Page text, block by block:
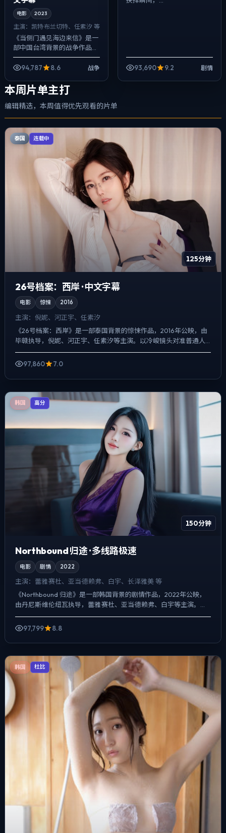
电影 2023
主演： 凯特·布兰切特、任素汐 等
《当侧门遇见海边来信》是一
部中国台湾背景的战争作品，
2023年公映，由杜琪峰执
导，凯特·布兰切特、任素汐、
埋入作者式旁...
94,787 8.6 战争 93,690 9.2 剧情
本周片单主打
编辑精选，本周值得优先观看的片单
泰国 连载中
125分钟
26号档案：西岸 · 中文字幕
电影 惊悚 2016
主演： 倪妮、河正宇、任素汐
《26号档案：西岸》是一部泰国背景的惊悚作品，2016年公映，由
毕赣执导，倪妮、河正宇、任素汐等主演。以冷峻镜头对准普通人
的抉择瞬间，冲突并非来自夸张奇观，而来自信息差与信任裂...
97,860
7.0
韩国 高分
150分钟
Northbound 归途 · 多线路极速
电影 剧情 2022
主演： 蕾雅·赛杜、亚当·德赖弗、白宇、长泽雅美 等
《Northbound 归途》是一部韩国背景的剧情作品，2022年公映，
由丹尼斯·维伦纽瓦执导，蕾雅·赛杜、亚当·德赖弗、白宇等主演。强
调群像而非单一英雄，配角线条同样完整，真...
97,799
8.8
韩国 杜比